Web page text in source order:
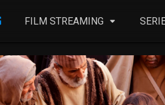
FILM STREAMING